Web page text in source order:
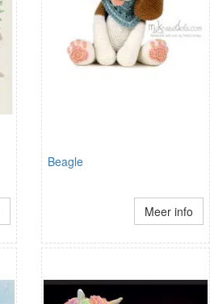
Beagle
Meer info